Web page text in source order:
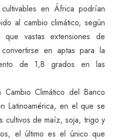
en África podrían
al cambio climático, según
que vastas extensiones de
en aptas para la
de 1,8 grados en las
Climático del Banco
Latinoamérica, en el que se
cultivos de maíz, soja, trigo y
el último es el único que